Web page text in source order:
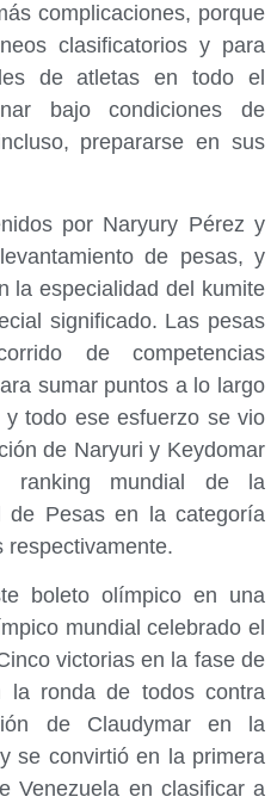
complicaciones, porque
clasificatorios y para
de atletas en todo el
bajo condiciones de
prepararse en sus
por Naryury Pérez y
de pesas, y
la especialidad del kumite
significado. Las pesas
de competencias
sumar puntos a lo largo
todo ese esfuerzo se vio
de Naryuri y Keydomar
ranking mundial de la
de Pesas en la categoría
respectivamente.
boleto olímpico en una
mundial celebrado el
victorias en la fase de
la ronda de todos contra
de Claudymar en la
se convirtió en la primera
Venezuela en clasificar a